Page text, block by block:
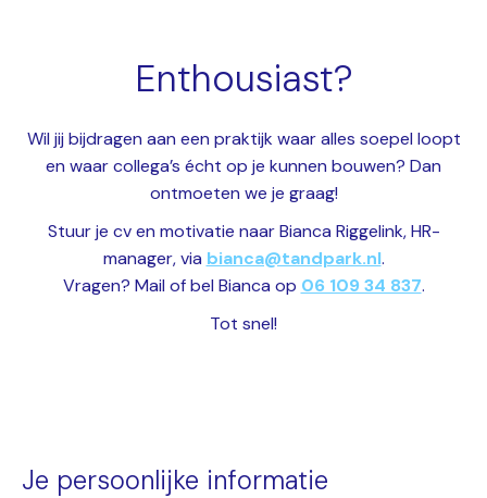
Enthousiast?
Wil jij bijdragen aan een praktijk waar alles soepel loopt
en waar collega’s écht op je kunnen bouwen? Dan
ontmoeten we je graag!
Stuur je cv en motivatie naar Bianca Riggelink, HR-
manager, via bianca@tandpark.nl.
Vragen? Mail of bel Bianca op 06 109 34 837.
Tot snel!
Je persoonlijke informatie